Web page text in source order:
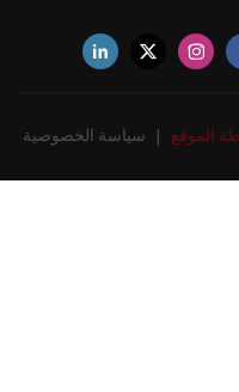
الموقع سياسة الخصوصية